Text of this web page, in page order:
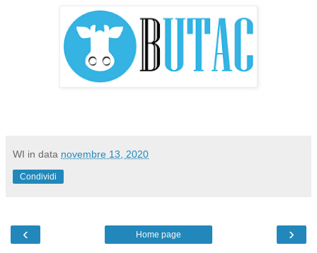
WI in data novembre 13, 2020
Condividi
‹ ›
Home page